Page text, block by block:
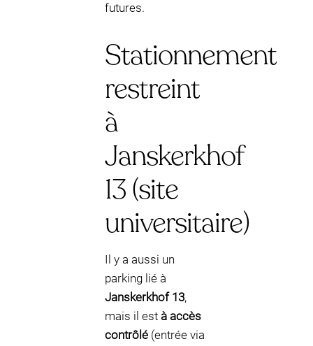
futures.
Stationnement
restreint
à
Janskerkhof
13 (site
universitaire)
Il y a aussi un
parking lié à
Janskerkhof 13,
mais il est à accès
contrôlé (entrée via